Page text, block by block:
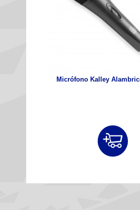
Micrófono Kalley